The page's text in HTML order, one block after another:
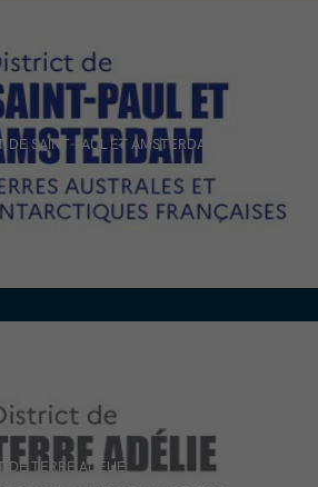
SAINT-PAUL ET AMSTERDAM
DE TERRE ADÉLIE